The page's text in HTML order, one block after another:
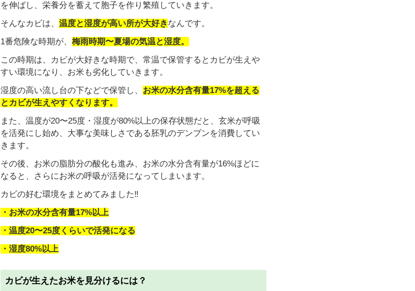
を伸ばし、栄養分を蓄えて胞子を作り繁殖していきます。
そんなカビは、 温度と湿度が高い所が大好き なんです。
1番危険な時期が、 梅雨時期〜夏場の気温と湿度。
この時期は、カビが大好きな時期で、常温で保管するとカビが生えや
すい環境になり、お米も劣化していきます。
湿度の高い流し台の下などで保管し、 お米の水分含有量17%を超える
とカビが生えやすくなります。
また、温度が20〜25度・湿度が80%以上の保存状態だと、玄米が呼吸
を活発にし始め、大事な美味しさである胚乳のデンプンを消費してい
きます。
その後、お米の脂肪分の酸化も進み、お米の水分含有量が16%ほどに
なると、さらにお米の呼吸が活発になってしまいます。
カビの好む環境をまとめてみました‼︎
・お米の水分含有量17%以上
・温度20〜25度くらいで活発になる
・湿度80%以上
カビが生えたお米を見分けるには？